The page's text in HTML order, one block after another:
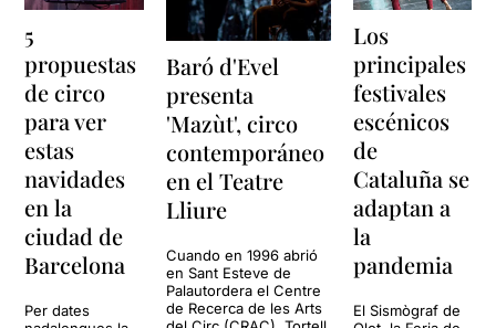
5
propuestas
de circo
para ver
estas
navidades
en la
ciudad de
Barcelona
Per dates
Baró d'Evel
presenta
'Mazùt', circo
contemporáneo
en el Teatre
Lliure
Cuando en 1996 abrió
en Sant Esteve de
Palautordera el Centre
de Recerca de les Arts
Los
principales
festivales
escénicos
de
Cataluña se
adaptan a
la
pandemia
El Sismògraf de